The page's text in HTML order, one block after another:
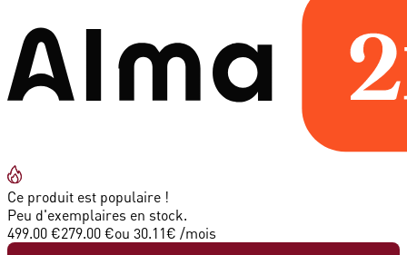
Ce produit est populaire !
Peu d'exemplaires en stock.
499.00 €279.00 €ou 30.11€ /mois